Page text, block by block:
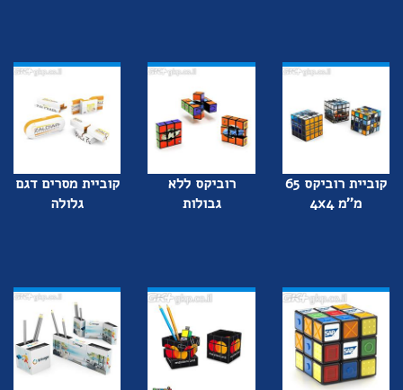
קוביית רוביקס 65
מ''מ 4x4
רוביקס ללא
גבולות
קוביית מסרים דגם
גלולה